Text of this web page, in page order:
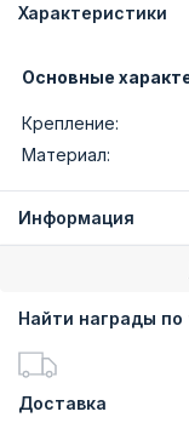
Характеристики
Основные
Крепление:
Материал:
Информация
Найти награды по
Доставка